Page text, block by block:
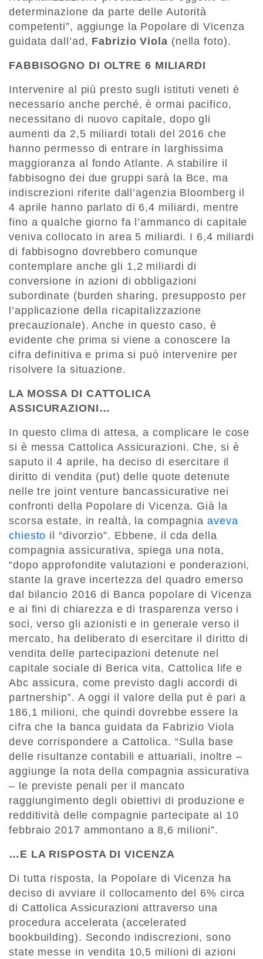
determinazione da parte delle Autorità
competenti”, aggiunge la Popolare di Vicenza
guidata dall’ad, Fabrizio Viola (nella foto).
FABBISOGNO DI OLTRE 6 MILIARDI
Intervenire al più presto sugli istituti veneti è
necessario anche perché, è ormai pacifico,
necessitano di nuovo capitale, dopo gli
aumenti da 2,5 miliardi totali del 2016 che
hanno permesso di entrare in larghissima
maggioranza al fondo Atlante. A stabilire il
fabbisogno dei due gruppi sarà la Bce, ma
indiscrezioni riferite dall’agenzia Bloomberg il
4 aprile hanno parlato di 6,4 miliardi, mentre
fino a qualche giorno fa l’ammanco di capitale
veniva collocato in area 5 miliardi. I 6,4 miliardi
di fabbisogno dovrebbero comunque
contemplare anche gli 1,2 miliardi di
conversione in azioni di obbligazioni
subordinate (burden sharing, presupposto per
l’applicazione della ricapitalizzazione
precauzionale). Anche in questo caso, è
evidente che prima si viene a conoscere la
cifra definitiva e prima si può intervenire per
risolvere la situazione.
LA MOSSA DI CATTOLICA
ASSICURAZIONI…
In questo clima di attesa, a complicare le cose
si è messa Cattolica Assicurazioni. Che, si è
saputo il 4 aprile, ha deciso di esercitare il
diritto di vendita (put) delle quote detenute
nelle tre joint venture bancassicurative nei
confronti della Popolare di Vicenza. Già la
scorsa estate, in realtà, la compagniaaveva
chiesto il “divorzio”. Ebbene, il cda della
compagnia assicurativa, spiega una nota,
“dopo approfondite valutazioni e ponderazioni,
stante la grave incertezza del quadro emerso
dal bilancio 2016 di Banca popolare di Vicenza
e ai fini di chiarezza e di trasparenza verso i
soci, verso gli azionisti e in generale verso il
mercato, ha deliberato di esercitare il diritto di
vendita delle partecipazioni detenute nel
capitale sociale di Berica vita, Cattolica life e
Abc assicura, come previsto dagli accordi di
partnership”. A oggi il valore della put è pari a
186,1 milioni, che quindi dovrebbe essere la
cifra che la banca guidata da Fabrizio Viola
deve corrispondere a Cattolica. “Sulla base
delle risultanze contabili e attuariali, inoltre –
aggiunge la nota della compagnia assicurativa
– le previste penali per il mancato
raggiungimento degli obiettivi di produzione e
redditività delle compagnie partecipate al 10
febbraio 2017 ammontano a 8,6 milioni”.
…E LA RISPOSTA DI VICENZA
Di tutta risposta, la Popolare di Vicenza ha
deciso di avviare il collocamento del 6% circa
di Cattolica Assicurazioni attraverso una
procedura accelerata (accelerated
bookbuilding). Secondo indiscrezioni, sono
state messe in vendita 10,5 milioni di azioni